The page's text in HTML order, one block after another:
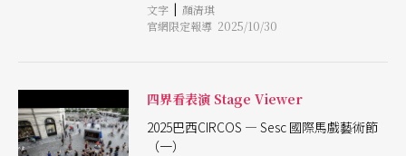
時狀況馬戲團（Circumstances）的《非凡身體》
（Glorious Bodies）讓6位已經從馬戲舞台上退役
劇團（Ca Cclicus）《垂老之美》（Vetus
Venustas ）找來 67 歲至 80 歲的長者與青年表演
者同台，將個人檔案與記憶帶進作品，產生跨世代
的對話和連結。兩部作品都在單純展示技巧之外，
文字 | 顏清琪
官網限定報導 2025/10/30
四界看表演 Stage Viewer
2025巴西CIRCOS — Sesc 國際馬戲藝術節
（一）